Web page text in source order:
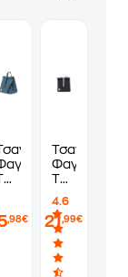
Deepteal
,98€
Τσαντάκι
Φαγητού
The
Μαύρο
4.6
21,99€